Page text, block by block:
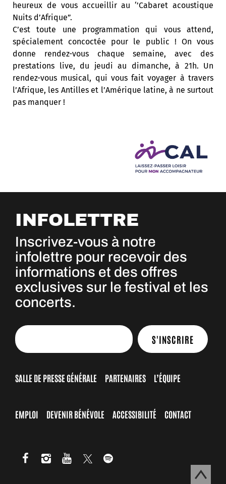
heureux de vous accueillir au ‘’Cabaret acoustique
Nuits d’Afrique”.
C’est toute une programmation qui vous attend,
spécialement concoctée pour le public ! On vous
donne rendez-vous chaque semaine, avec des
prestations live, du jeudi au dimanche, à 21h. Un
rendez-vous musical, qui vous fait voyager à travers
l’Afrique, les Antilles et l’Amérique latine, à ne surtout
pas manquer !
INFOLETTRE
Inscrivez-vous à notre
infolettre pour recevoir des
informations et des offres
exclusives sur le festival et les
concerts.
S'INSCRIRE
SALLE DE PRESSE GÉNÉRALE PARTENAIRES L’ÉQUIPE
EMPLOI DEVENIR BÉNÉVOLE ACCESSIBILITÉ CONTACT